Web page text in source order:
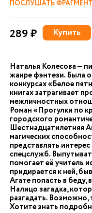
ПОСЛУШАТЬ ФРАГМЕНТ
289 ₽ Купить
Наталья Колесова —
жанре фэнтези. Была
конкурсах «Белое
книгах затрагивает
межличностных
Роман «Прогулки по
городского
Шестнадцатилетняя
магических
представлять
спецслужб.
помогает её учитель
придирается к ней,
Агате попасть в беду,
Налицо загадка,
разгадать. Возможно,
Хотите знать